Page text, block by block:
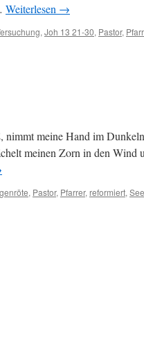
Weiterlesen →
, Joh 13 21-30, Pastor,
meine Hand im
meinen Zorn in den Wind
, Pastor, Pfarrer, reformiert,